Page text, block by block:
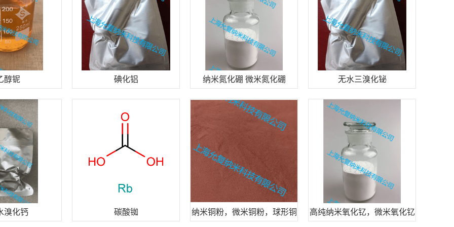
醇铌 碘化铝 纳米氮化硼 微米氮化硼 无水三溴化铋
溴化钙 碳酸铷 纳米铜粉，微米铜粉，球形铜 高纯纳米氧化钇，微米氧化钇